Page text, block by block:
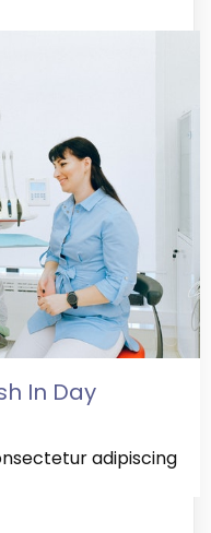
In Day
adipiscing